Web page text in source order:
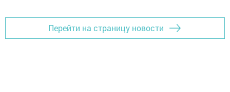
Перейти на страницу новости